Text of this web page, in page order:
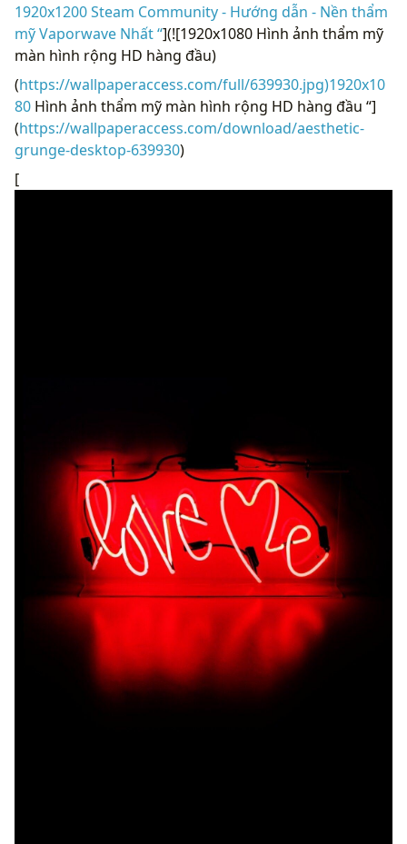
1920x1200 Steam Community - Hướng dẫn - Nền thẩm
mỹ Vaporwave Nhất “](![1920x1080 Hình ảnh thẩm mỹ
màn hình rộng HD hàng đầu)
(https://wallpaperaccess.com/full/639930.jpg)1920x10
80 Hình ảnh thẩm mỹ màn hình rộng HD hàng đầu “]
(https://wallpaperaccess.com/download/aesthetic-
grunge-desktop-639930)
[